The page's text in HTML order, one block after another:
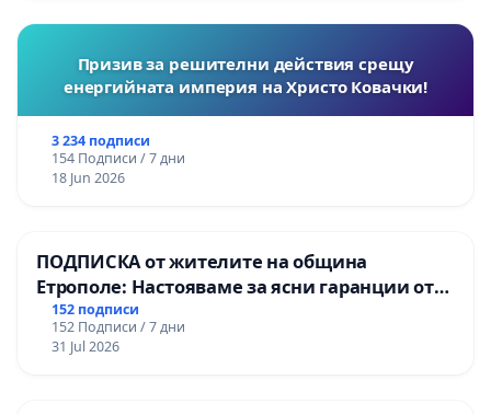
Призив за решителни действия срещу
енергийната империя на Христо Ковачки!
3 234 подписи
154 Подписи / 7 дни
18 Jun 2026
ПОДПИСКА от жителите на община
Етрополе: Настояваме за ясни гаранции от
“Елаците-МЕД” АД и от държавата, че ще се
изпълнят всички екологични норми!
152 подписи
152 Подписи / 7 дни
31 Jul 2026